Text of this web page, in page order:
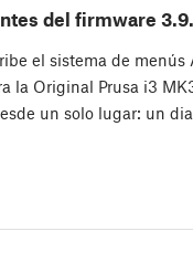
del firmware
el sistema de menús
la Original Prusa i3
un solo lugar: un